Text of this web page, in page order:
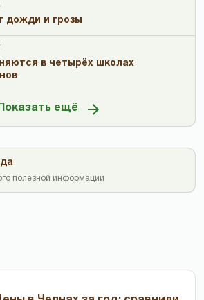
дожди и грозы
в четырёх школах
Показать ещё
полезной информации